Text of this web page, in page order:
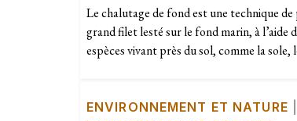
Le chalutage de fond est une technique
grand filet lesté sur le fond marin, à l’aide
espèces vivant près du sol, comme la
ENVIRONNEMENT ET NATURE